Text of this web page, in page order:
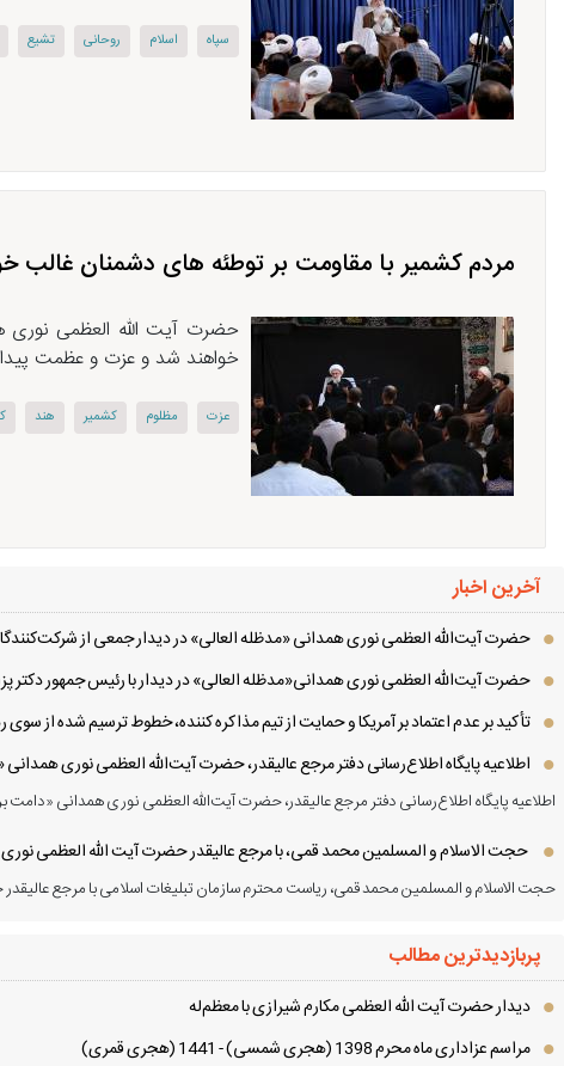
سپاه اسلام روحانی تشیع
مردم کشمیر با مقاومت بر توطئه های دشمنان غالب
حضرت آیت الله العظمی نوری
خواهند شد و عزت و عظمت
عزت مظلوم كشمیر هند
آخرین اخبار
حضرت آیت‌الله العظمی نوری همدانی «مدظله العالی» در دیدار جمعی از
حضرت آیت‌الله العظمی نوری همدانی«مدظله العالی» در دیدار با رئیس جمهور دکتر
تأکید بر عدم اعتماد بر آمریکا و حمایت از تیم مذاکره کننده، خطوط ترسیم شده از
اطلاعیه پایگاه اطلاع‌رسانی دفتر مرجع عالیقدر، حضرت آیت‌الله العظمی نوری همدانی
اطلاعیه پایگاه اطلاع‌رسانی دفتر مرجع عالیقدر، حضرت آیت‌الله العظمی نوری همدانی «دامت
حجت الاسلام و المسلمین محمد قمی، با مرجع عالیقدر حضرت آیت الله العظمی نوری
حجت الاسلام و المسلمین محمد قمی، ریاست محترم سازمان تبلیغات اسلامی با مرجع
پربازدیدترین مطالب
دیدار حضرت آیت الله العظمی مكارم شیرازی با معظم‌له
مراسم عزاداری ماه محرم 1398 (هجری شمسی) - 1441 (هجری قمری)